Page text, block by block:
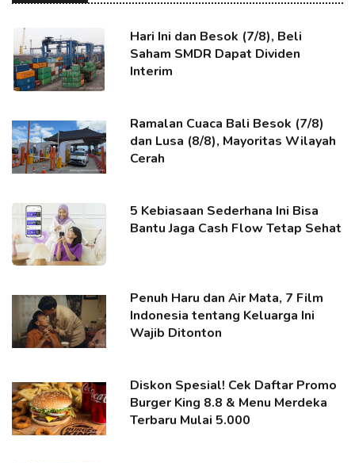
Hari Ini dan Besok (7/8), Beli
Saham SMDR Dapat Dividen
Interim
Ramalan Cuaca Bali Besok (7/8)
dan Lusa (8/8), Mayoritas Wilayah
Cerah
5 Kebiasaan Sederhana Ini Bisa
Bantu Jaga Cash Flow Tetap Sehat
Penuh Haru dan Air Mata, 7 Film
Indonesia tentang Keluarga Ini
Wajib Ditonton
Diskon Spesial! Cek Daftar Promo
Burger King 8.8 & Menu Merdeka
Terbaru Mulai 5.000